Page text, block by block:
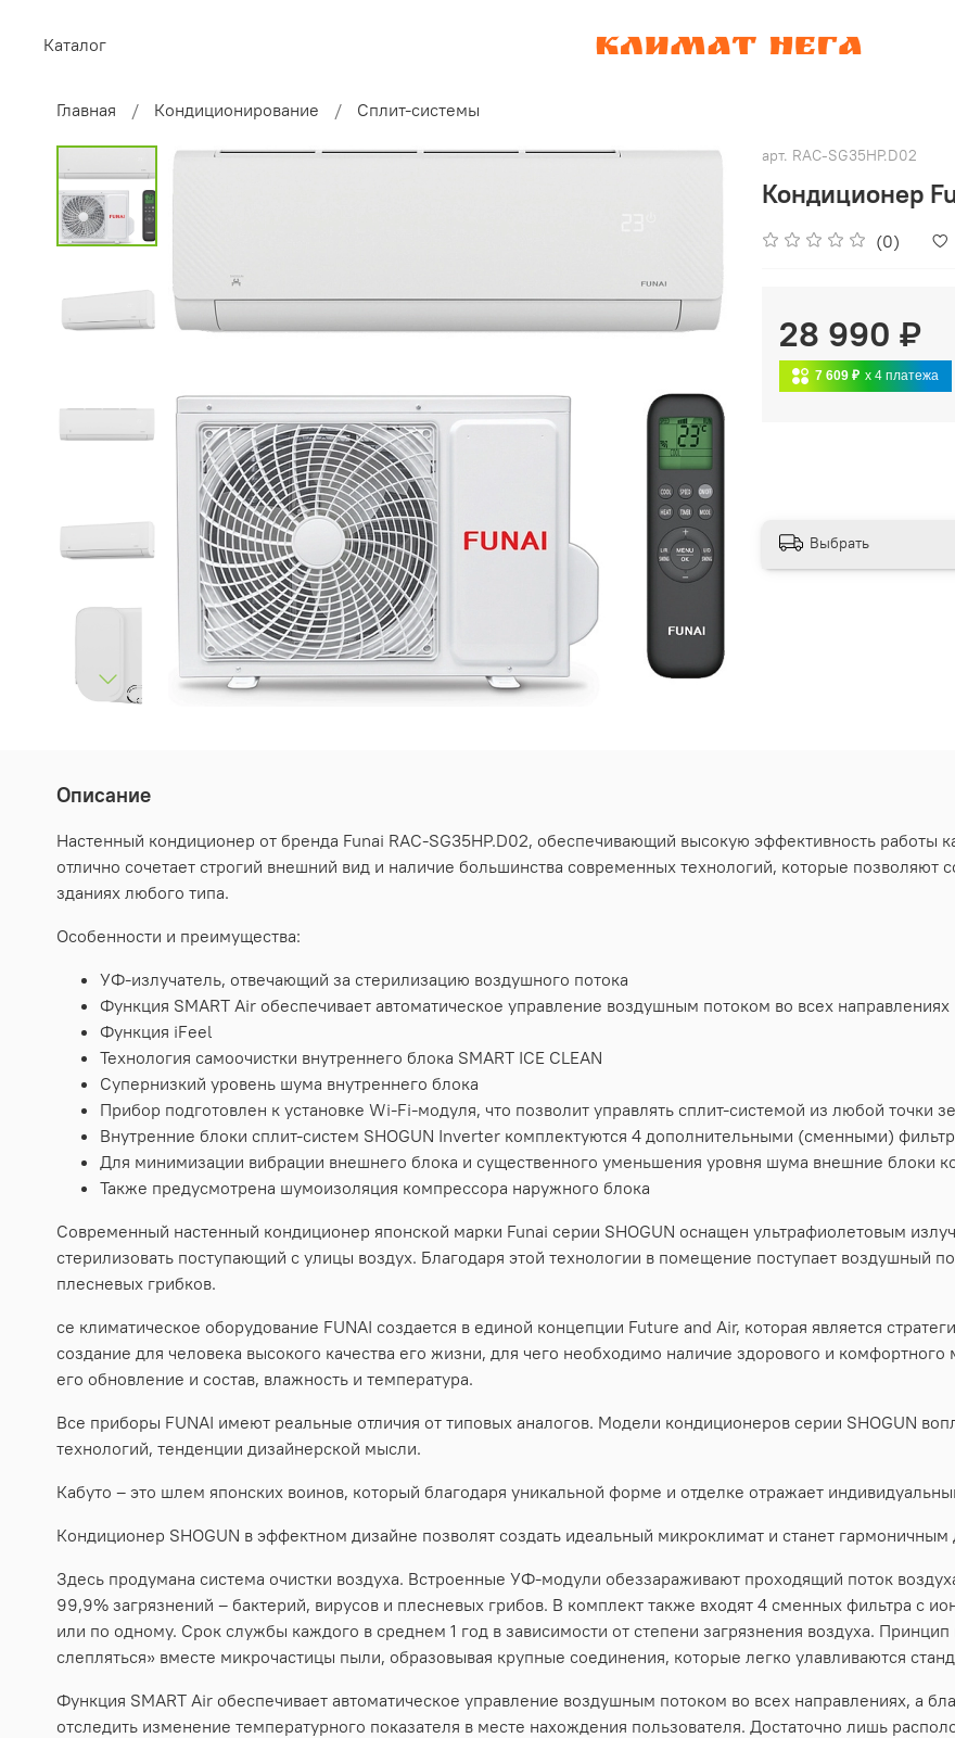
Каталог
Главная Кондиционирование Сплит-системы
арт. RAC-SG35HP.D02
Кондиционер
(0)
28 990 ₽
7 609 ₽ x 4 платежа
Выбрать
Описание
Настенный кондиционер от бренда Funai RAC-SG35HP.D02, обеспечивающий высокую эффективность работы
отлично сочетает строгий внешний вид и наличие большинства современных технологий, которые
зданиях любого типа.
Особенности и преимущества:
УФ-излучатель, отвечающий за стерилизацию воздушного потока
Функция SMART Air обеспечивает автоматическое управление воздушным потоком во всех направлениях
Функция iFeel
Технология самоочистки внутреннего блока SMART ICE CLEAN
Супернизкий уровень шума внутреннего блока
Прибор подготовлен к установке Wi-Fi-модуля, что позволит управлять сплит-системой из любой точки
Внутренние блоки сплит-систем SHOGUN Inverter комплектуются 4 дополнительными (сменными)
Для минимизации вибрации внешнего блока и существенного уменьшения уровня шума внешние блоки
Также предусмотрена шумоизоляция компрессора наружного блока
Современный настенный кондиционер японской марки Funai серии SHOGUN оснащен ультрафиолетовым
стерилизовать поступающий с улицы воздух. Благодаря этой технологии в помещение поступает воздушный
плесневых грибков.
се климатическое оборудование FUNAI создается в единой концепции Future and Air, которая является
создание для человека высокого качества его жизни, для чего необходимо наличие здорового и
его обновление и состав, влажность и температура.
Все приборы FUNAI имеют реальные отличия от типовых аналогов. Модели кондиционеров серии SHOGUN
технологий, тенденции дизайнерской мысли.
Кабуто – это шлем японских воинов, который благодаря уникальной форме и отделке отражает
Кондиционер SHOGUN в эффектном дизайне позволят создать идеальный микроклимат и станет
Здесь продумана система очистки воздуха. Встроенные УФ-модули обеззараживают проходящий поток
99,9% загрязнений – бактерий, вирусов и плесневых грибов. В комплект также входят 4 сменных фильтра с
или по одному. Срок службы каждого в среднем 1 год в зависимости от степени загрязнения воздуха.
слепляться» вместе микрочастицы пыли, образовывая крупные соединения, которые легко улавливаются
Функция SMART Air обеспечивает автоматическое управление воздушным потоком во всех направлениях, а
отследить изменение температурного показателя в месте нахождения пользователя. Достаточно лишь